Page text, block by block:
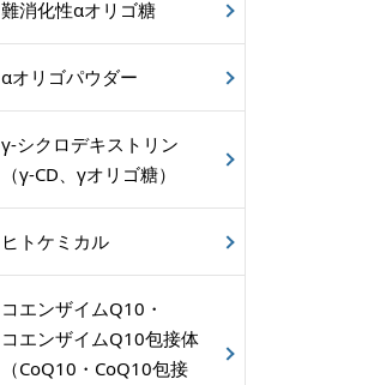
難消化性αオリゴ糖
αオリゴパウダー
γ-シクロデキストリン
（γ-CD、γオリゴ糖）
ヒトケミカル
コエンザイムQ10・
コエンザイムQ10包接体
（CoQ10・CoQ10包接